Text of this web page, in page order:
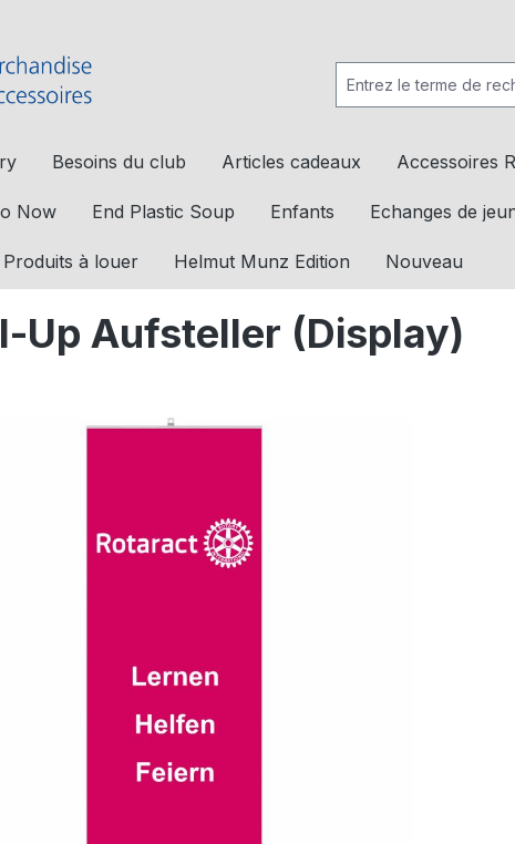
Besoins du club Articles cadeaux Accessoires
Now End Plastic Soup Enfants Echanges de
Produits à louer Helmut Munz Edition Nouveau
Up Aufsteller (Display)